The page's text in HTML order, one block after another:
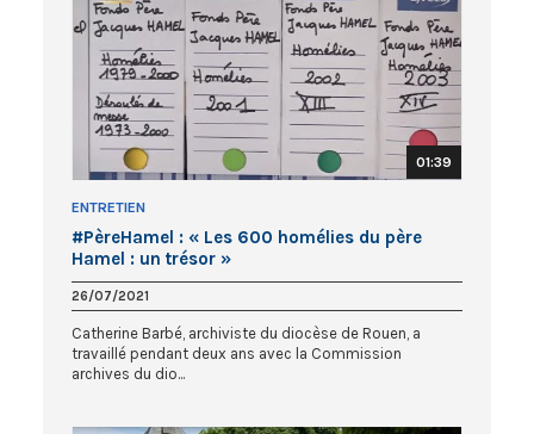
01:39
ENTRETIEN
#PèreHamel : « Les 600 homélies du père
Hamel : un trésor »
26/07/2021
Catherine Barbé, archiviste du diocèse de Rouen, a
travaillé pendant deux ans avec la Commission
archives du dio...